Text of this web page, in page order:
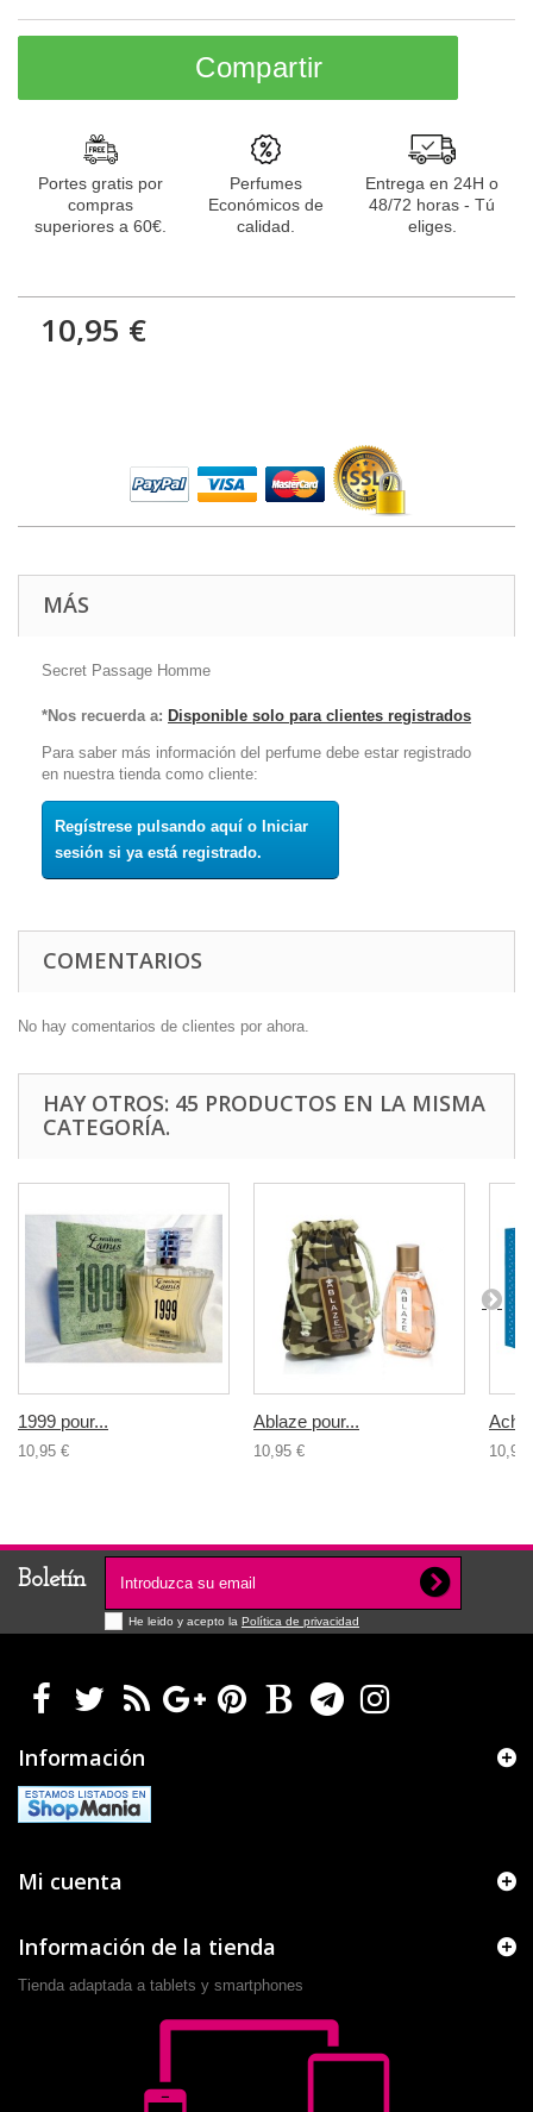
Compartir
Portes gratis por
compras
superiores a 60€.
Perfumes
Económicos de
calidad.
Entrega en 24H o
48/72 horas - Tú
eliges.
10,95 €
MÁS
Secret Passage Homme
*Nos recuerda a: Disponible solo para clientes registrados
Para saber más información del perfume debe estar registrado
en nuestra tienda como cliente:
Regístrese pulsando aquí o Iniciar
sesión si ya está registrado.
COMENTARIOS
No hay comentarios de clientes por ahora.
HAY OTROS: 45 PRODUCTOS EN LA MISMA
CATEGORÍA.
1999 pour...
10,95 €
Ablaze pour...
10,95 € 10,95
Boletín
He leido y acepto la Política de privacidad
Información
Mi cuenta
Información de la tienda
Tienda adaptada a tablets y smartphones